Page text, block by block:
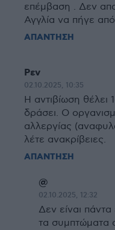
επέμβαση . Δεν
Αγγλία να πήγε
ΑΠΑΝΤΗΣΗ
Ρεν
02.10.2025, 10:35
Η αντιβίωση θέλει
δράσει. Ο
αλλεργίας
λέτε ανακρίβειες.
ΑΠΑΝΤΗΣΗ
@
02.10.2025, 12:32
Δεν είναι
τα συμπτώματα